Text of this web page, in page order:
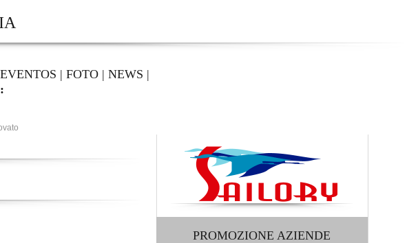
EVENTOS | FOTO| NEWS |
PROMOZIONE AZIENDE